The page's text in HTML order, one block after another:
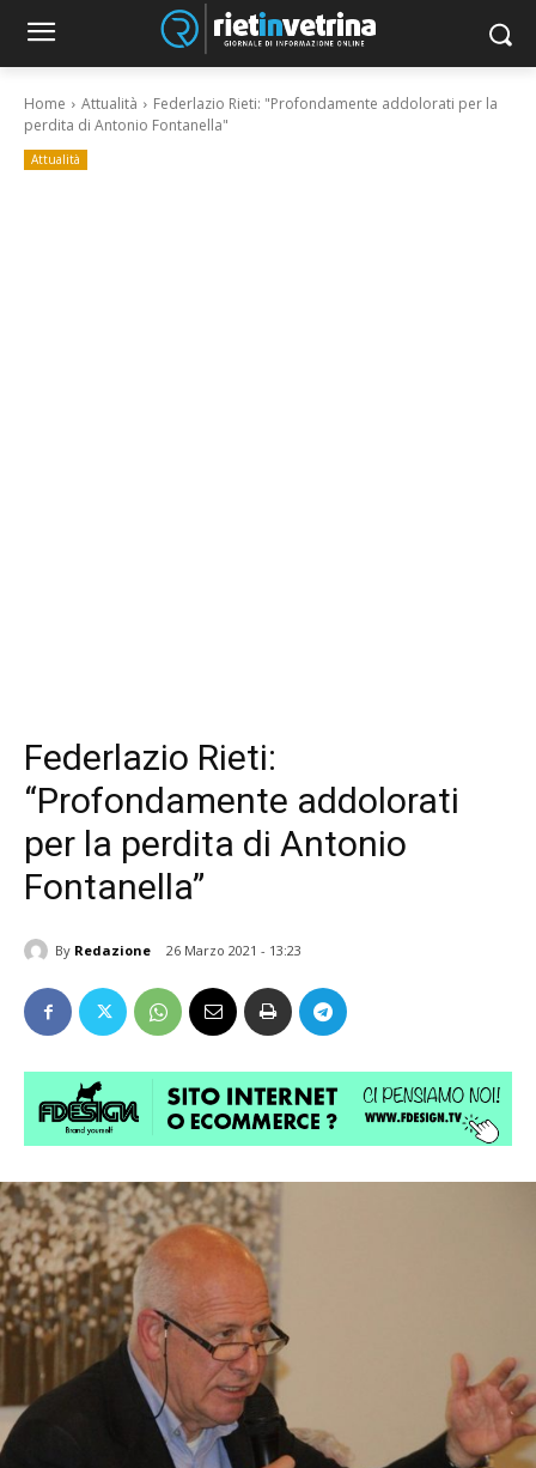
Home Attualità
Federlazio Rieti: "Profondamente addolorati per la
perdita di Antonio Fontanella"
Attualità
Federlazio Rieti:
“Profondamente addolorati
per la perdita di Antonio
Fontanella”
By Redazione 26 Marzo 2021 - 13:23